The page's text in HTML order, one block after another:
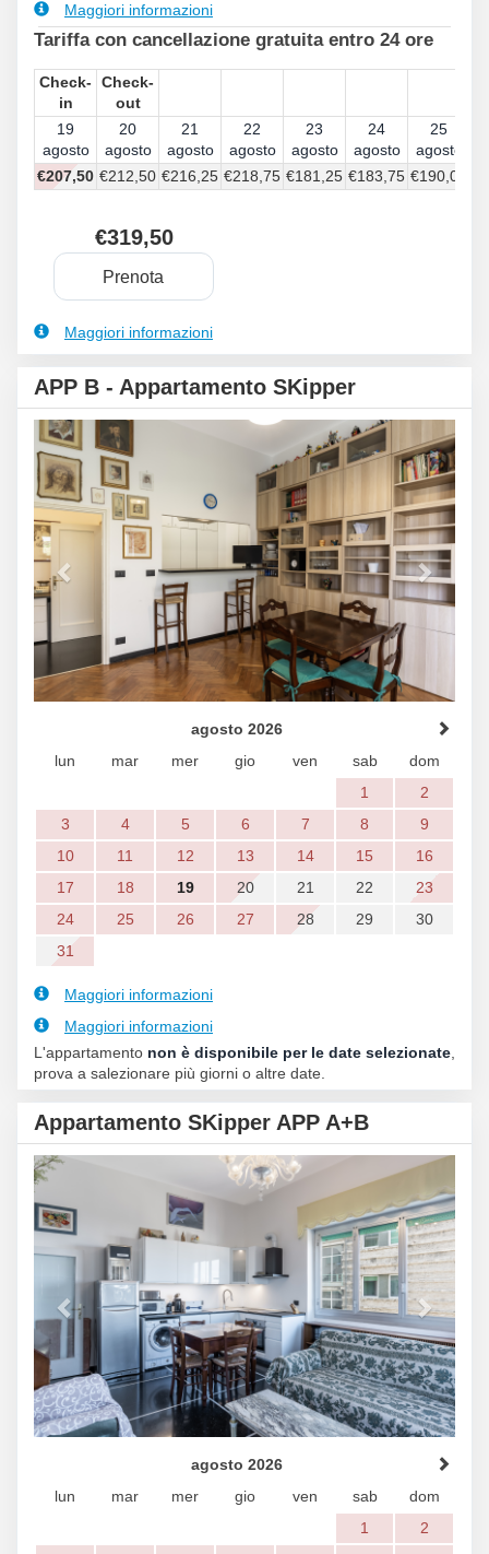
Maggiori informazioni
Tariffa con cancellazione gratuita entro 24 ore
Check-
in
Check-
out
19
agosto
20
agosto
21
agosto
22
agosto
23
agosto
24
agosto
25
agosto
€207,50 €212 ,50 €216 ,25 €218 ,75 €181 ,25 €183 ,75 €190 ,00
€319,50
Maggiori informazioni
APP B - Appartamento SKipper
Previous
Next
agosto 2026
lun
mar mer gio ven sab
dom
1
2
3
4 5 6 7 8
9
10
11 12 13 14 15
16
17
18 19 20 21 22
23
24
25 26 27 28 29
30
31
Maggiori informazioni
Maggiori informazioni
L'appartamento non è disponibile per le date selezionate
prova a salezionare più giorni o altre date.
Appartamento SKipper APP A+B
Previous
Next
agosto 2026
lun
mar mer gio ven sab
dom
1
2